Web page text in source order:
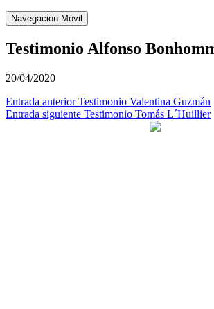
Navegación Móvil
Testimonio Alfonso
20/04/2020
Navegación
de
Entrada anterior Testimonio Valentina Guzmán
Entrada siguiente Testimonio Tomás L´Huillier